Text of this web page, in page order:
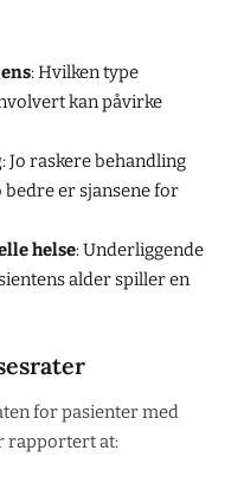
: Hvilken type
kan påvirke
: Jo raskere behandling
bedre er sjansene for
helse: Underliggende
alder spiller en
for pasienter med
rapportert at: